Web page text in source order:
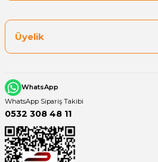
Üyelik
WhatsApp
WhatsApp Sipariş Takibi
0532 308 48 11